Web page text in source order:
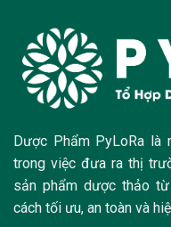
Dược Phẩm PyLoRa là
trong việc đưa ra thị
sản phẩm dược thảo
cách tối ưu, an toàn và